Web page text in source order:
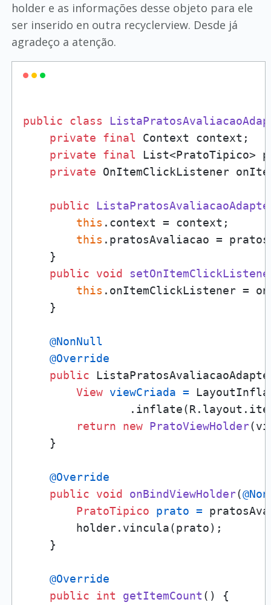
holder e as informações desse objeto para ele
ser inserido en outra recyclerview. Desde já
agradeço a atenção.
public class
private
final Context context;
private
final List<PratoTipico>
private OnItemClickListener
public
this .context = context;
this .pratosAvaliacao =
    }
public
void
this .onItemClickListener =
    }
@NonNull
@Override
public
View viewCriada =
return
new PratoViewHolder
    }
@Override
public
void onBindViewHolder(
PratoTipico
prato =
        holder.vincula(prato);
    }
@Override
public
int getItemCount ()
{